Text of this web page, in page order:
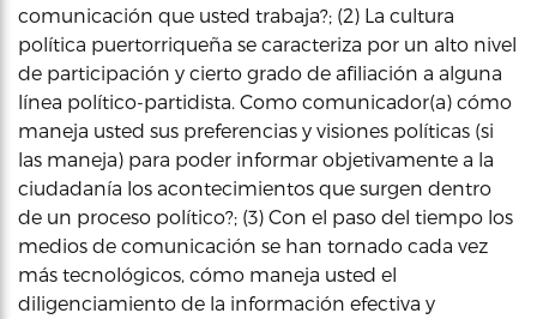
comunicación que usted trabaja?; (2) La cultura
política puertorriqueña se caracteriza por un alto nivel
de participación y cierto grado de afiliación a alguna
línea político-partidista. Como comunicador(a) cómo
maneja usted sus preferencias y visiones políticas (si
las maneja) para poder informar objetivamente a la
ciudadanía los acontecimientos que surgen dentro
de un proceso político?; (3) Con el paso del tiempo los
medios de comunicación se han tornado cada vez
más tecnológicos, cómo maneja usted el
diligenciamiento de la información efectiva y